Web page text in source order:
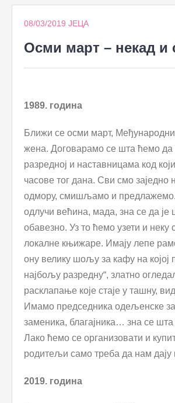
content
08/03/2019 ЈЕЦА
Осми март – некад и
1989. година
Ближи се осми март,
жена. Договарамо се шта ћемо да
разредној и наставницама код
часове тог дана. Сви смо заједно
одмору, смишљамо и
одлучи већина, мада, зна се да је
обавезно. Уз то ћемо узети и неку
локалне књижаре. Имају лепе
ону велику шољу за кафу на којој
најбољу разредну“, златно
расклапање које стаје у ташну,
Имамо председника одељенске
заменика, благајника… зна се шта
Лако ћемо се организовати и
родитељи само треба да нам дају
2019. година